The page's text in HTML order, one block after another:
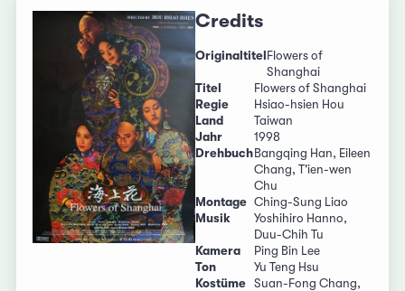
Credits
Originaltitel Flowers of
Shanghai
Titel
Flowers of Shanghai
Regie
Hsiao-hsien Hou
Land
Taiwan
Jahr
1998
Drehbuch Bangqing Han, Eileen
Chang, T'ien-wen
Chu
Montage Ching-Sung Liao
Musik
Yoshihiro Hanno,
Duu-Chih Tu
Kamera
Ping Bin Lee
Ton
Yu Teng Hsu
Kostüme
Suan-Fong Chang,